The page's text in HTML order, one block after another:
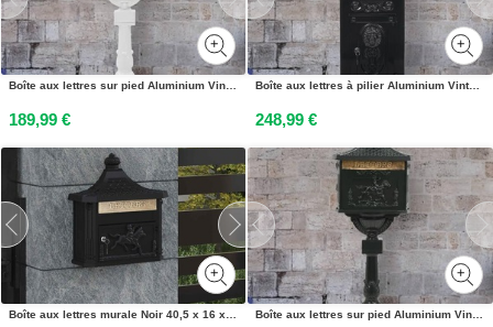
Boîte aux lettres sur pied Aluminium Vintage Antirouille Blanc
189,99 €
Boîte aux lettres à pilier Aluminium Vintage antirouille Noir
248,99 €
Boîte aux lettres murale Noir 40,5 x 16 x 45 cm Aluminium coulé Boîte aux lettres sur pied Aluminium Vintage Antirouille Vert